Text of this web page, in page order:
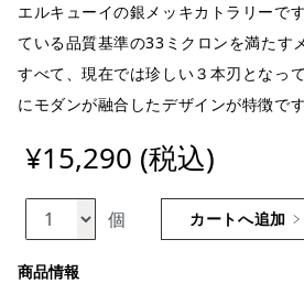
エルキューイの銀メッキカトラリーで
ている品質基準の33ミクロンを満たす
すべて、現在では珍しい３本刃となっ
にモダンが融合したデザインが特徴です
¥15,290 (税込)
個 カートへ追加